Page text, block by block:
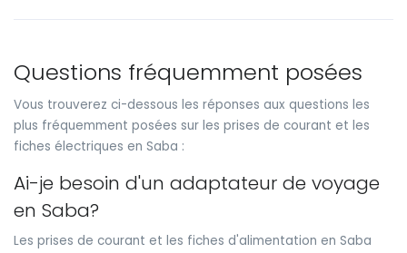
Questions fréquemment posées
Vous trouverez ci-dessous les réponses aux questions les
plus fréquemment posées sur les prises de courant et les
fiches électriques en Saba :
Ai-je besoin d'un adaptateur de voyage
en Saba?
Les prises de courant et les fiches d'alimentation en Saba